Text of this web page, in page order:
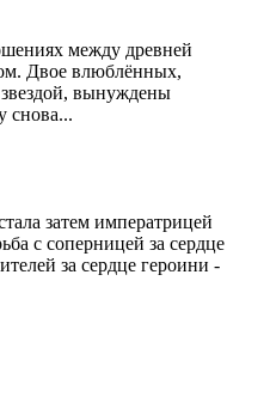
между древней
Двое влюблённых,
вынуждены
снова...
затем императрицей
с соперницей за сердце
за сердце героини -